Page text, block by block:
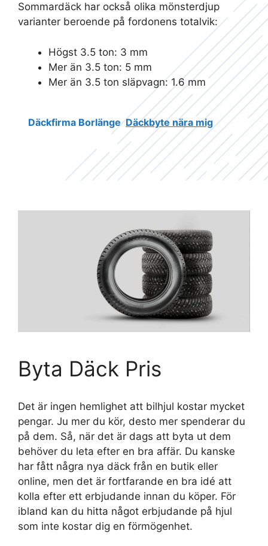
Sommardäck har också olika mönsterdjup
varianter beroende på fordonens totalvik:
Högst 3.5 ton: 3 mm
Mer än 3.5 ton: 5 mm
Mer än 3.5 ton släpvagn: 1.6 mm
Däckfirma Borlänge Däckbyte nära mig
Byta Däck Pris
Det är ingen hemlighet att bilhjul kostar mycket
pengar. Ju mer du kör, desto mer spenderar du
på dem. Så, när det är dags att byta ut dem
behöver du leta efter en bra affär. Du kanske
har fått några nya däck från en butik eller
online, men det är fortfarande en bra idé att
kolla efter ett erbjudande innan du köper. För
ibland kan du hitta något erbjudande på hjul
som inte kostar dig en förmögenhet.